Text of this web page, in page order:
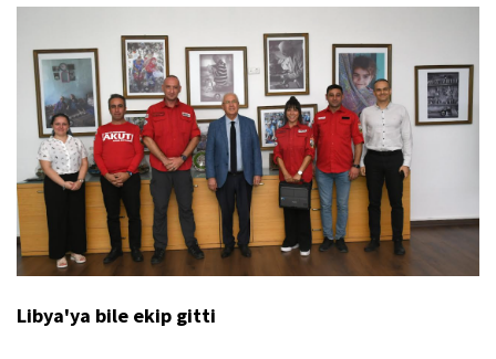
Libya'ya bile ekip gitti